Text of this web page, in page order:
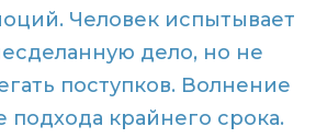
Человек испытывает
дело, но не
поступков. Волнение
подхода крайнего срока.